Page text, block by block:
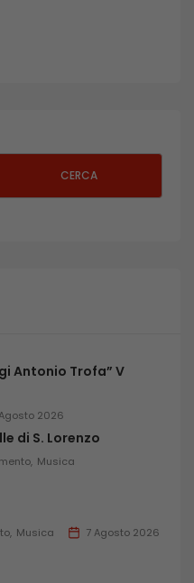
CERCA
Antonio Trofa” V
2026
di S. Lorenzo
Musica
Musica 7 Agosto 2026